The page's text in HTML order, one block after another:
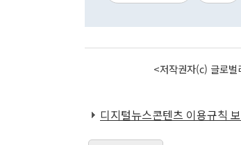
<저작권자(c) 글로
디지털뉴스콘텐츠 이용규칙